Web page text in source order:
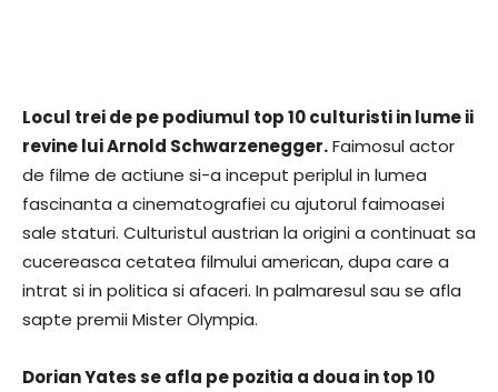
Locul trei de pe podiumul top 10 culturisti in lume ii
revine lui Arnold Schwarzenegger.Faimosul actor
de filme de actiune si-a inceput periplul in lumea
fascinanta a cinematografiei cu ajutorul faimoasei
sale staturi. Culturistul austrian la origini a continuat sa
cucereasca cetatea filmului american, dupa care a
intrat si in politica si afaceri. In palmaresul sau se afla
sapte premii Mister Olympia.
Dorian Yates se afla pe pozitia a doua in top 10